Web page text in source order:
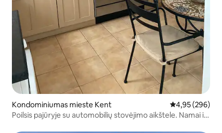
Kondominiumas mieste Kent Vidutinis
4,95 (296)
Poilsis pajūryje su automobilių stovėjimo aikštele. Namai iš